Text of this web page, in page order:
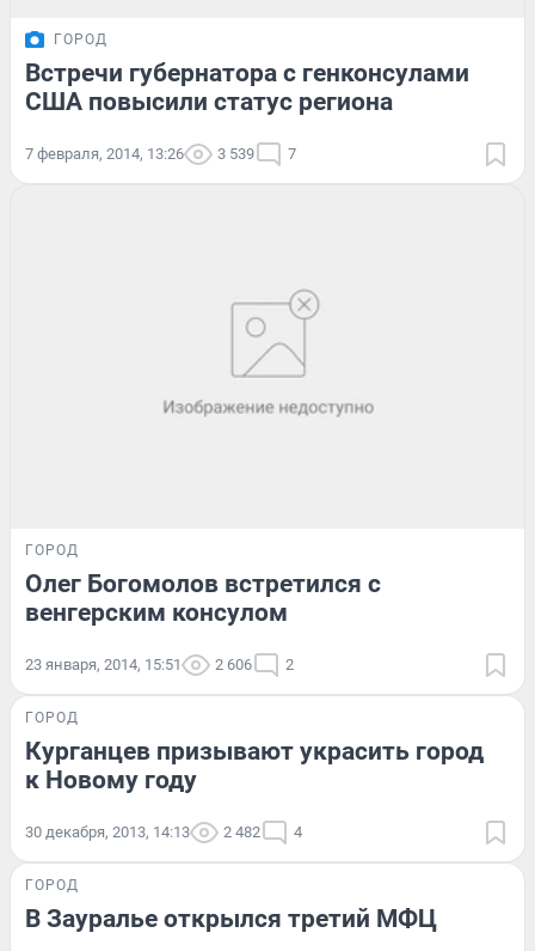
ГОРОД
Встречи губернатора с генконсулами
США повысили статус региона
7 февраля, 2014, 13:26 3 539 7
ГОРОД
Олег Богомолов встретился с
венгерским консулом
23 января, 2014, 15:51 2 606 2
ГОРОД
Курганцев призывают украсить город
к Новому году
30 декабря, 2013, 14:13 2 482 4
ГОРОД
В Зауралье открылся третий МФЦ